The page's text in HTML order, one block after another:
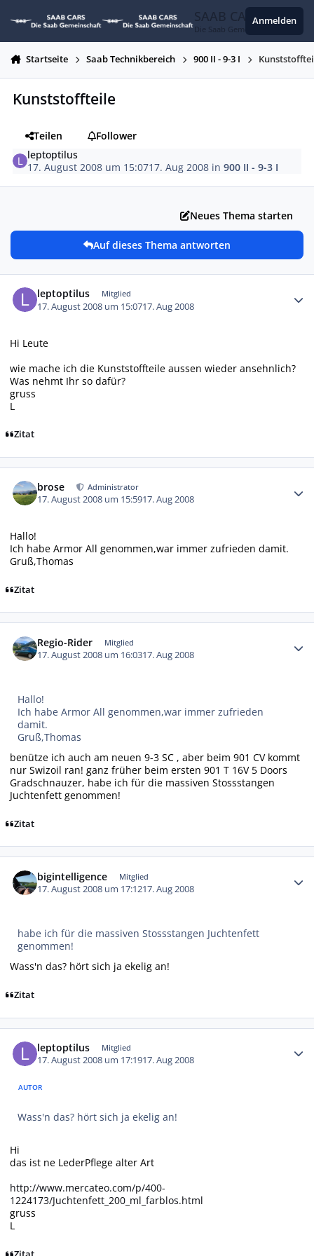
SAAB CARS
Die Saab Gemeinschaft
Anmelden
Startseite Saab Technikbereich 900 II - 9-3 I
Kunststoffteile
Teilen
Follower
leptoptilus
17. August 2008 um 15:0717. Aug 2008 in900 II - 9-3 I
Neues Thema starten
Auf dieses Thema antworten
leptoptilus Mitglied
17. August 2008 um 15:0717. Aug 2008
Hi Leute
wie mache ich die Kunststoffteile aussen wieder ansehnlich?
Was nehmt Ihr so dafür?
gruss
L
Zitat
brose Administrator
17. August 2008 um 15:5917. Aug 2008
Hallo!
Ich habe Armor All genommen,war immer zufrieden damit.
Gruß,Thomas
Zitat
Regio-Rider Mitglied
17. August 2008 um 16:0317. Aug 2008
Hallo!
Ich habe Armor All genommen,war immer zufrieden
damit.
Gruß,Thomas
benütze ich auch am neuen 9-3 SC , aber beim 901 CV kommt
nur Swizoil ran! ganz früher beim ersten 901 T 16V 5 Doors
Gradschnauzer, habe ich für die massiven Stossstangen
Juchtenfett genommen!
Zitat
bigintelligence Mitglied
17. August 2008 um 17:1217. Aug 2008
habe ich für die massiven Stossstangen Juchtenfett
genommen!
Wass'n das? hört sich ja ekelig an!
Zitat
leptoptilus Mitglied
17. August 2008 um 17:1917. Aug 2008
AUTOR
Wass'n das? hört sich ja ekelig an!
Hi
das ist ne LederPflege alter Art
http://www.mercateo.com/p/400-
1224173/Juchtenfett_200_ml_farblos.html
gruss
L